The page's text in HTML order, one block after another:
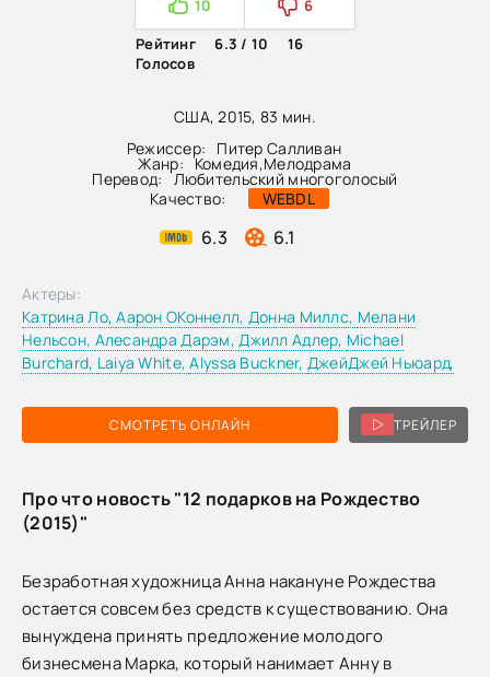
США, 2015, 83 мин.
Режиссер:
Питер Салливан
Жанр: Комедия,Мелодрама
Перевод:
Любительский многоголосый
Качество:
WEBDL
6.3 6.1
10
6
Рейтинг
6.3 / 10
16
Голосов
СМОТРЕТЬ ОНЛАЙН ТРЕЙЛЕР
Актеры:
Катрина Ло,Аарон ОКоннелл, Донна Миллс, Мелани
Нельсон, Алесандра Дарэм,Джилл Адлер, Michael
Burchard, Laiya White,Alyssa Buckner, ДжейДжей Ньюард,
Про что новость "12 подарков на Рождество
(2015)"
Безработная художница Анна накануне Рождества
остается совсем без средств к существованию. Она
вынуждена принять предложение молодого
бизнесмена Марка, который нанимает Анну в